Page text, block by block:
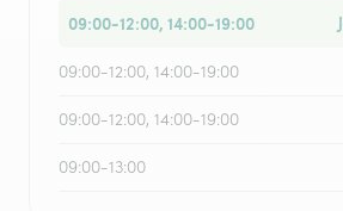
09:00-12:00, 14:00-19:00
09:00-12:00, 14:00-19:00
09:00-12:00, 14:00-19:00
09:00-13:00